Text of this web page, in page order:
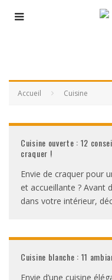
Accueil Cuisine
Cuisine ouverte : 12
craquer !
Envie de craquer pour
et accueillante ? Avant
dans votre intérieur,
Cuisine blanche : 11
Envie d’une cuisine